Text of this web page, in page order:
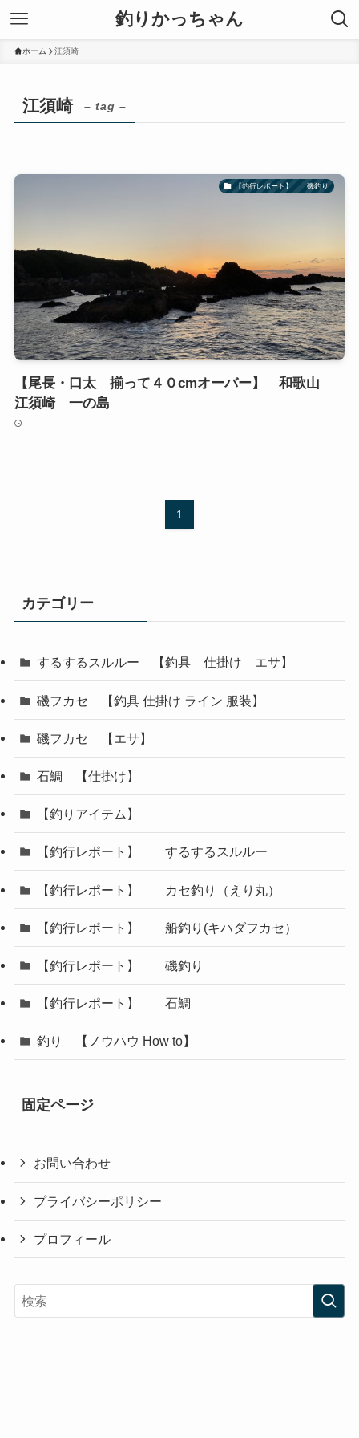
釣りかっちゃん
ホーム 江須崎
江須崎 – tag –
【釣行レポート】 磯釣り
【尾長・口太 揃って４０cmオーバー】 和歌山
江須崎 一の島
1
カテゴリー
するするスルルー 【釣具 仕掛け エサ】
磯フカセ 【釣具 仕掛け ライン 服装】
磯フカセ 【エサ】
石鯛 【仕掛け】
【釣りアイテム】
【釣行レポート】 するするスルルー
【釣行レポート】 カセ釣り（えり丸）
【釣行レポート】 船釣り(キハダフカセ）
【釣行レポート】 磯釣り
【釣行レポート】 石鯛
釣り 【ノウハウ How to】
固定ページ
お問い合わせ
プライバシーポリシー
プロフィール